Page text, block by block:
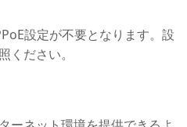
設定が不要となります。設
ください。